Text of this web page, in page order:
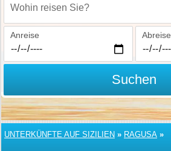
Wohin reisen Sie?
Anreise Abreise
Suchen
UNTERKÜNFTE AUF SIZILIEN » RAGUSA »